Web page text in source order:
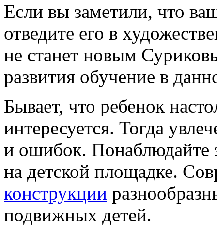
Если вы заметили, что
отведите его в
не станет новым
развития обучение в
Бывает, что ребенок
интересуется. Тогда
и ошибок. Понаблюдайте
на детской площадке.
конструкции
подвижных детей.